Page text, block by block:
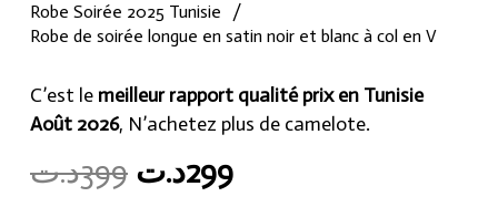
Robe Soirée 2025 Tunisie
/
Robe de soirée longue en satin noir et blanc à col en V
C’est le meilleur rapport qualité prix en Tunisie
Août 2026, N’achetez plus de camelote.
399د.ت Original
299د.ت Current